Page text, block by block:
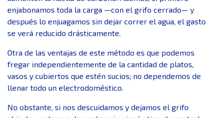
enjabonamos toda la carga —con el grifo cerrado— y
después lo enjuagamos sin dejar correr el agua, el gasto
se verá reducido drásticamente.
Otra de las ventajas de este método es que podemos
fregar independientemente de la cantidad de platos,
vasos y cubiertos que estén sucios; no dependemos de
llenar todo un electrodoméstico.
No obstante, si nos descuidamos y dejamos el grifo